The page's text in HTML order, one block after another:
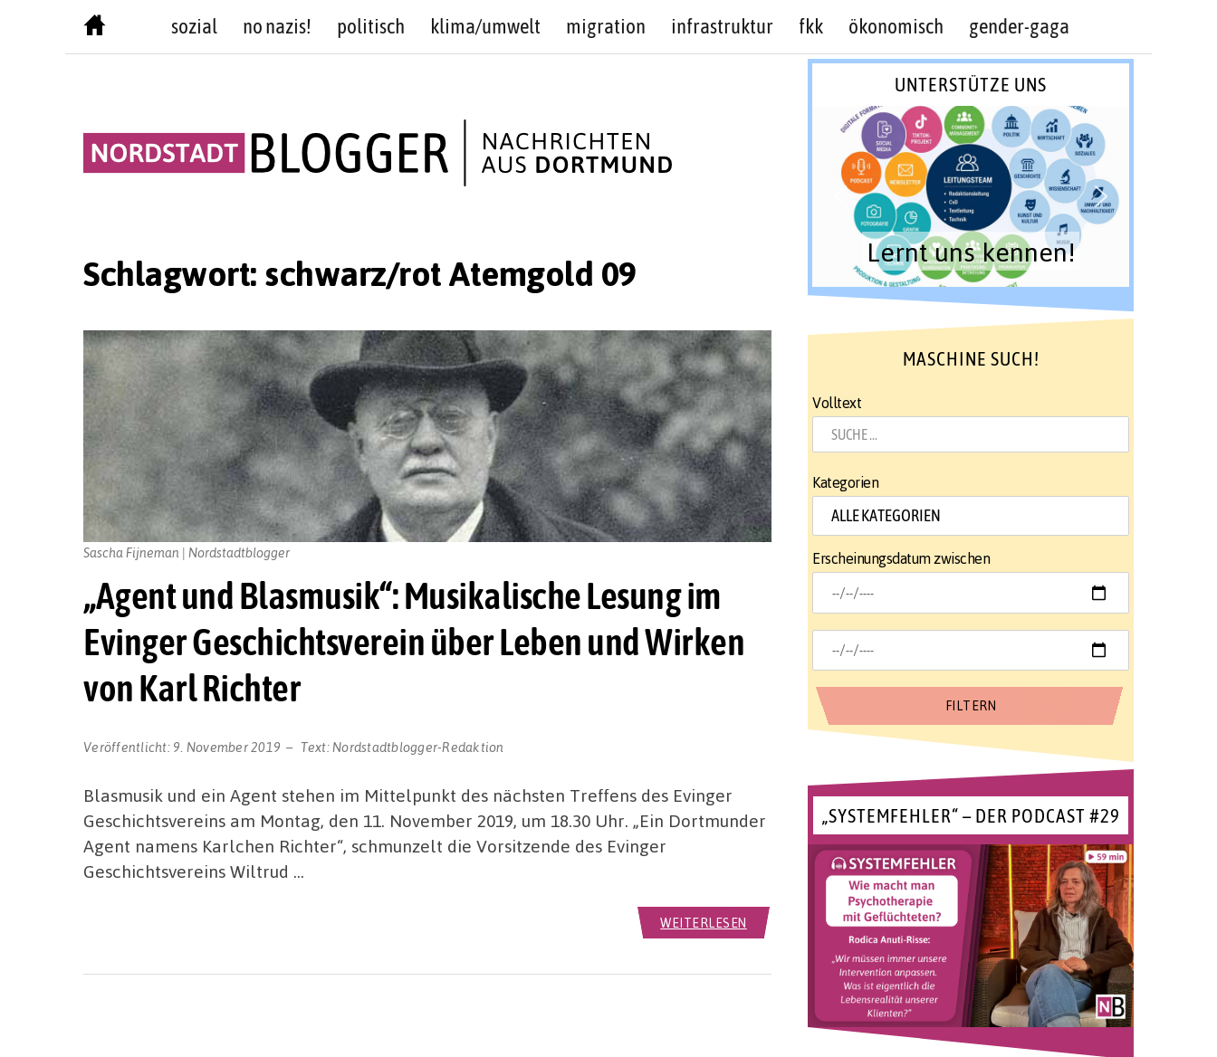
sozial no nazis! politisch klima/umwelt migration infrastruktur fkk ökonomisch gender-gaga
Schlagwort: schwarz/rot Atemgold 09
„Agent und Blasmusik“: Musikalische Lesung im
Evinger Geschichtsverein über Leben und Wirken
von Karl Richter
Veröffentlicht: 9. November 2019 Text: Nordstadtblogger-Redaktion
Sascha Fijneman | Nordstadtblogger
Blasmusik und ein Agent stehen im Mittelpunkt des nächsten Treffens des Evinger
Geschichtsvereins am Montag, den 11. November 2019, um 18.30 Uhr. „Ein Dortmunder
Agent namens Karlchen Richter“, schmunzelt die Vorsitzende des Evinger
Geschichtsvereins Wiltrud …
WEITERLESEN
UNTERSTÜTZE UNS
Lernt uns kennen!
MASCHINE SUCH!
Volltext
Kategorien
Erscheinungsdatum zwischen
„SYSTEMFEHLER“ – DER PODCAST #29